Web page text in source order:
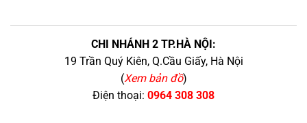
CHI NHÁNH 2 TP.HÀ NỘI:
19 Trần Quý Kiên, Q.Cầu Giấy, Hà Nội
(Xem bản đồ)
Điện thoại: 0964 308 308